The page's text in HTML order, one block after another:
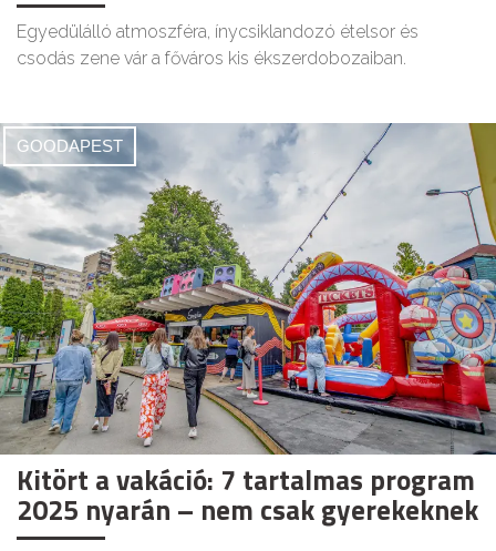
Egyedülálló atmoszféra, ínycsiklandozó ételsor és
csodás zene vár a főváros kis ékszerdobozaiban.
GOODAPEST
Kitört a vakáció: 7 tartalmas program
2025 nyarán – nem csak gyerekeknek